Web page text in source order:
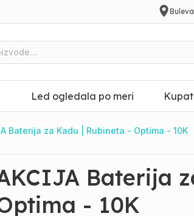
Led ogledala po meri
Baterija za Kadu | Rubineta - Optima - 10K
Baterija
- 10K